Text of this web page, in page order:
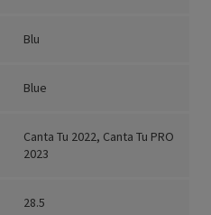
Blu
Blue
Canta Tu 2022, Canta Tu PRO
2023
28.5